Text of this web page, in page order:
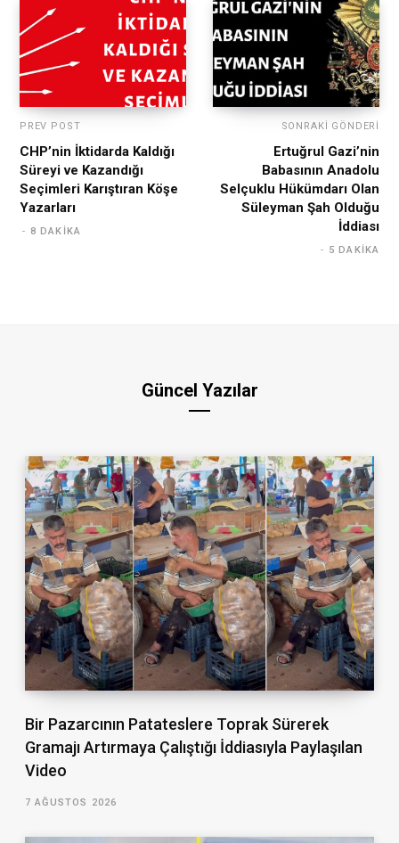
PREV POST
CHP’nin İktidarda Kaldığı
Süreyi ve Kazandığı
Seçimleri Karıştıran Köşe
Yazarları
8 DAKIKA
SONRAKI GÖNDERI
Ertuğrul Gazi’nin
Babasının Anadolu
Selçuklu Hükümdarı Olan
Süleyman Şah Olduğu
İddiası
5 DAKIKA
Güncel Yazılar
Bir Pazarcının Patateslere Toprak Sürerek
Gramajı Artırmaya Çalıştığı İddiasıyla Paylaşılan
Video
7 AĞUSTOS 2026